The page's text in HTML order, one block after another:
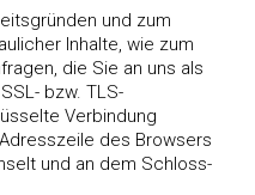
und zum
Inhalte, wie zum
die Sie an uns als
bzw. TLS-
Verbindung
des Browsers
und an dem Schloss-